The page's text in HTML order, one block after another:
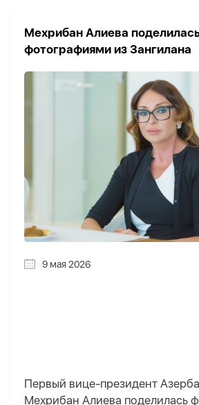
Мехрибан Алиева
фотографиями из Зангилана
9 мая 2026
Первый вице-президент
Мехрибан Алиева поделилась